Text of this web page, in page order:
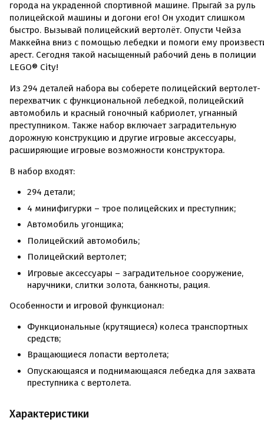
города на украденной спортивной машине. Прыгай за руль
полицейской машины и догони его! Он уходит слишком
быстро. Вызывай полицейский вертолёт. Опусти Чейза
Маккейна вниз с помощью лебедки и помоги ему
арест. Сегодня такой насыщенный рабочий день в полиции
LEGO® City!
Из 294 деталей набора вы соберете полицейский вертолет-
перехватчик с функциональной лебедкой, полицейский
автомобиль и красный гоночный кабриолет, угнанный
преступником. Также набор включает заградительную
дорожную конструкцию и другие игровые аксессуары,
расширяющие игровые возможности конструктора.
В набор входят:
294 детали;
4 минифигурки – трое полицейских и преступник;
Автомобиль угонщика;
Полицейский автомобиль;
Полицейский вертолет;
Игровые аксессуары – заградительное сооружение,
наручники, слитки золота, банкноты, рация.
Особенности и игровой функционал:
Функциональные (крутящиеся) колеса транспортных
средств;
Вращающиеся лопасти вертолета;
Опускающаяся и поднимающаяся лебедка для захвата
преступника с вертолета.
Характеристики